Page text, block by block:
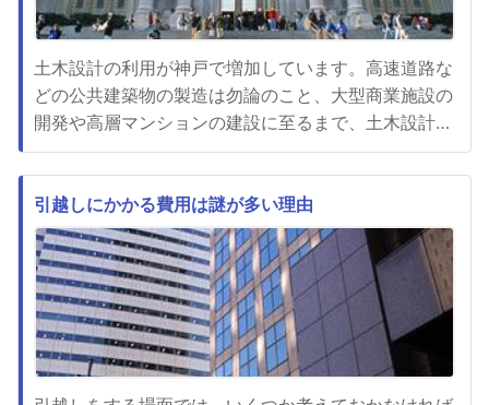
土木設計の利用が神戸で増加しています。高速道路な
どの公共建築物の製造は勿論のこと、大型商業施設の
開発や高層マンションの建設に至るまで、土木設計の
需要には多岐に亘るものが見られます。神戸では、
様々な開発に携わって来た、経験豊かな設計事務所が
営業しています。商業施設を展開することを考えてい
ても、どのような形で行うべきかはイメージできない
でしょう。神戸の事務所を訪...
引越しにかかる費用は謎が多い理由